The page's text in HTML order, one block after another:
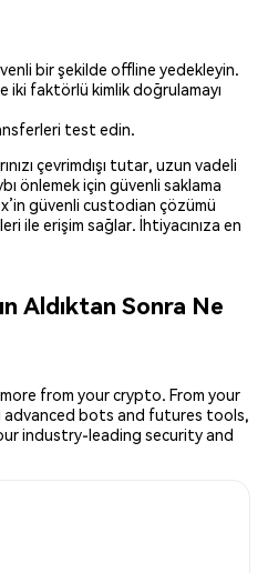
bir şekilde offline yedekleyin.
iki faktörlü kimlik doğrulamayı
test edin.
çevrimdışı tutar, uzun vadeli
önlemek için güvenli saklama
güvenli custodian çözümü
ile erişim sağlar. İhtiyacınıza en
Aldıktan Sonra Ne
from your crypto. From your
bots and futures tools,
industry-leading security and